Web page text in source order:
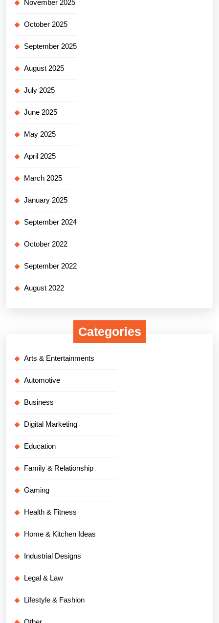
November 2025
October 2025
September 2025
August 2025
July 2025
June 2025
May 2025
April 2025
March 2025
January 2025
September 2024
October 2022
September 2022
August 2022
Categories
Arts & Entertainments
Automotive
Business
Digital Marketing
Education
Family & Relationship
Gaming
Health & Fitness
Home & Kitchen Ideas
Industrial Designs
Legal & Law
Lifestyle & Fashion